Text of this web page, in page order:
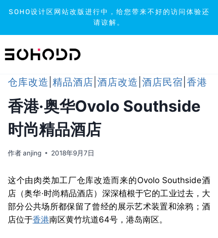
SOHO设计区网站改版进行中，给您带来不好的访问体验还
请谅解。
到
仓库改造 精品酒店 酒店改造 酒店民宿 香港
香港·奥华Ovolo Southside
时尚精品酒店
作者anjing 2018年9月7日
这个由肉类加工厂仓库改造而来的Ovolo Southside酒
店（奥华·时尚精品酒店）深深植根于它的工业过去，大
部分公共场所都保留了曾经的展示艺术装置和涂鸦；酒
店位于香港南区黄竹坑道64号，港岛南区。